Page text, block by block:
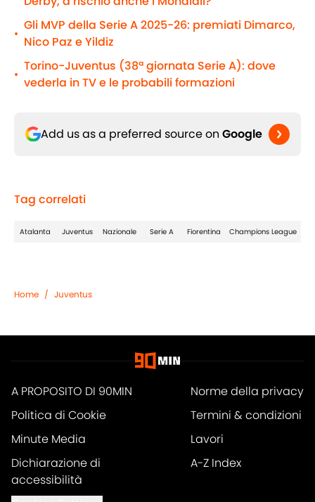
•
Gli MVP della Serie A 2025-26: premiati Dimarco,
Nico Paz e Yildiz
•
Torino-Juventus (38ª giornata Serie A): dove
vederla in TV e le probabili formazioni
Add us as a preferred source on Google
Tag correlati
Atalanta Juventus Nazionale Serie A Fiorentina Champions League
Home / Juventus
A PROPOSITO DI 90MIN
Norme della privacy
Politica di Cookie
Termini & condizioni
Minute Media
Lavori
Dichiarazione di
accessibilità
A-Z Index